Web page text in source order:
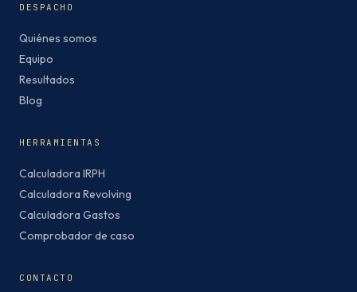
DESPACHO
Quiénes somos
Equipo
Resultados
Blog
HERRAMIENTAS
Calculadora IRPH
Calculadora Revolving
Calculadora Gastos
Comprobador de caso
CONTACTO